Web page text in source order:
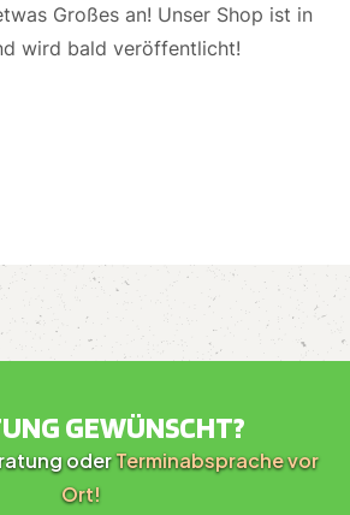
Großes an! Unser Shop ist in
wird bald veröffentlicht!
GEWÜNSCHT?
oderTerminabsprache vor
Ort!